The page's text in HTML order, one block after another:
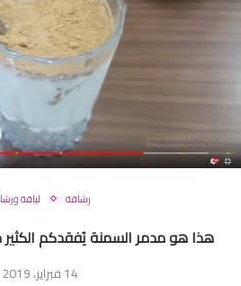
رشاقة لياقة
هذا هو مدمر السمنة يُفقدكم
14 فبراير، 2019